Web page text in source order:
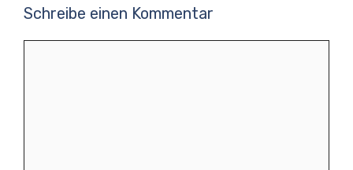
Schreibe einen Kommentar